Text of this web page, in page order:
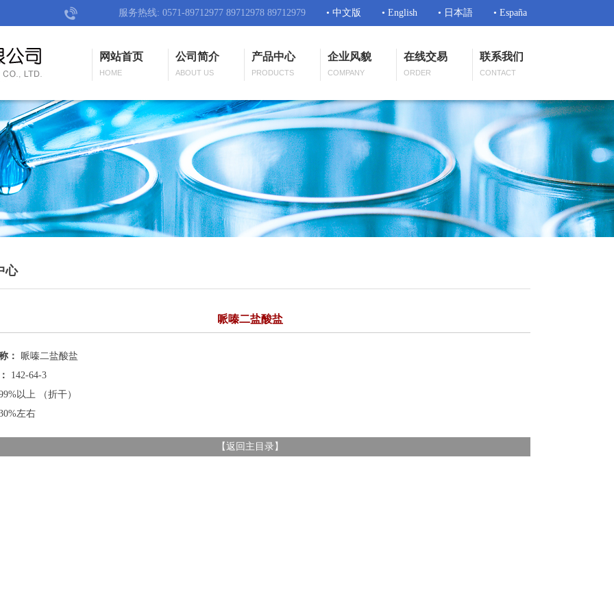
服务热线: 0571-89712977 89712978 89712979 • 中文版 • English • 日本語 • España
网站首页
HOME
公司简介
ABOUT US
产品中心
PRODUCTS
企业风貌
COMPANY
在线交易
ORDER
联系我们
CONTACT
心
哌嗪二盐酸盐
：
哌嗪二盐酸盐
142-64-3
以上 （折干）
左右
【 返回主目录 】